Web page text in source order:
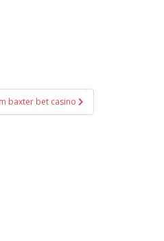
baxter bet casino